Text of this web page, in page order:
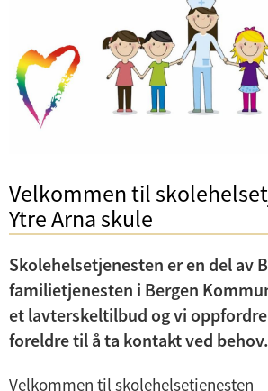
Velkommen til
Ytre Arna skule
Skolehelsetjenesten er en del av
familietjenesten i Bergen
et lavterskeltilbud og vi
foreldre til å ta kontakt ved behov.
Velkommen til skolehelsetjenesten